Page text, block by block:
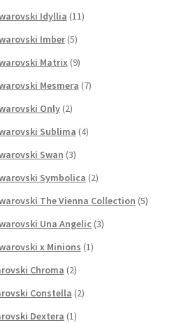
Idyllia (11)
Imber (5)
Matrix (9)
Mesmera (7)
Only (2)
Sublima (4)
Swan (3)
Symbolica (2)
The Vienna Collection (5)
Una Angelic (3)
x Minions (1)
Chroma (2)
Constella (2)
Dextera (1)